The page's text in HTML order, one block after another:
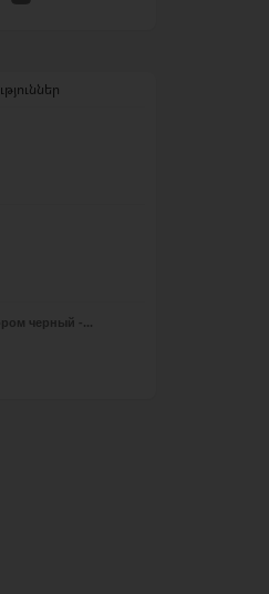
черный -...